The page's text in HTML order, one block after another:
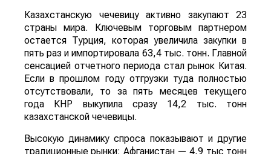
Казахстанскую чечевицу активно закупают 23
страны мира. Ключевым торговым партнером
остается Турция, которая увеличила закупки в
пять раз и импортировала 63,4 тыс. тонн. Главной
сенсацией отчетного периода стал рынок Китая.
Если в прошлом году отгрузки туда полностью
отсутствовали, то за пять месяцев текущего
года КНР выкупила сразу 14,2 тыс. тонн
казахстанской чечевицы.
Высокую динамику спроса показывают и другие
традиционные рынки: Афганистан — 4,9 тыс тонн